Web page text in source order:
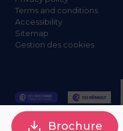
Terms and conditions
Accessibility
Sitemap
Gestion des cookies
Brochure